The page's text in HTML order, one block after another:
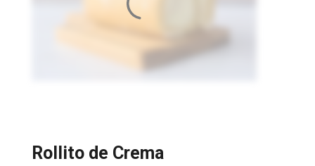
Rollito de Crema